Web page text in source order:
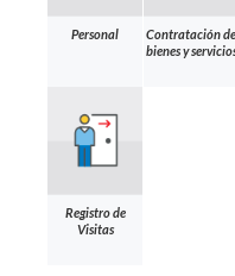
Personal
Contratación de
bienes y
Registro de
Visitas